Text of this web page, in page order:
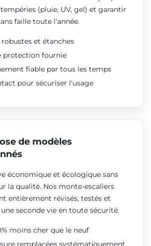
(pluie, UV, gel) et garantir
faille toute l'année.
et étanches
protection fournie
fiable par tous les temps
pour sécuriser l'usage
de modèles
économique et écologique sans
la qualité. Nos monte-escaliers
entièrement révisés, testés et
seconde vie en toute sécurité.
moins cher que le neuf
remplacées systématiquement